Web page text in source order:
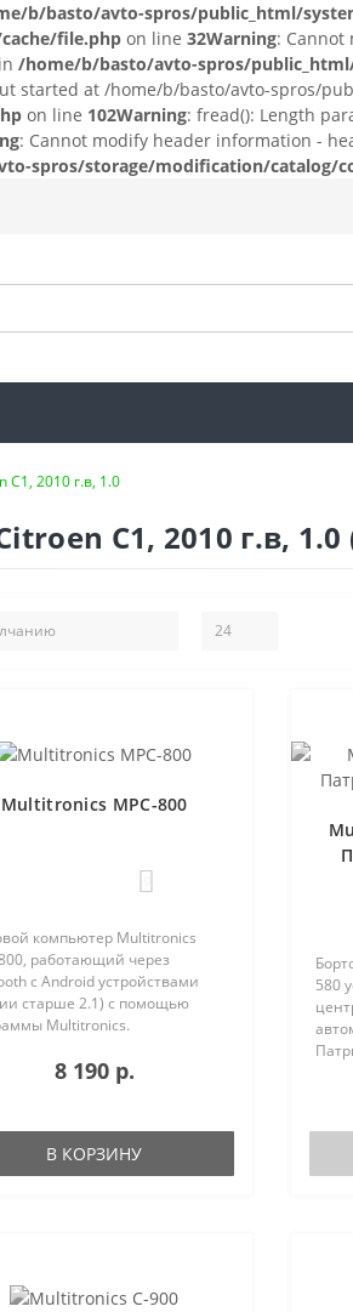
b/basto/avto-spros/public_html/
file.php on line 32Warning:
/home/b/basto/avto-spros/
started at /home/b/basto/avto-spros/
on line 102Warning: fread(): Length
: Cannot modify header information -
spros/storage/modification/catalog/
С1, 2010 г.в, 1.0
С1, 2010 г.в, 1.0
Multitronics MPC-800
компьютер Multitronics
работающий через
с Android устройствами
старше 2.1) с помощью
Multitronics.
с диагностическими
Автономная работа..
8 190 р.
В КОРЗИНУ
580